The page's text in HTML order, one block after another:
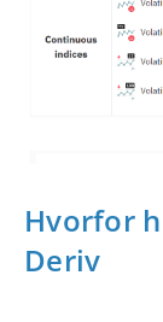
Hvorfor
Deriv